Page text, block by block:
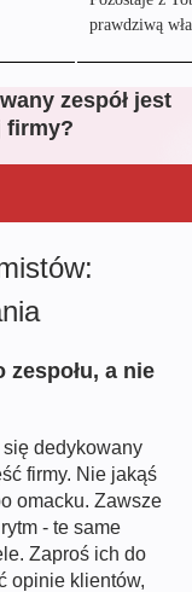
prawdziwą
zespół jest
firmy?
a nie
dedykowany
firmy. Nie jakąś
omacku. Zawsze
- te same
Zaproś ich do
opinie klientów,